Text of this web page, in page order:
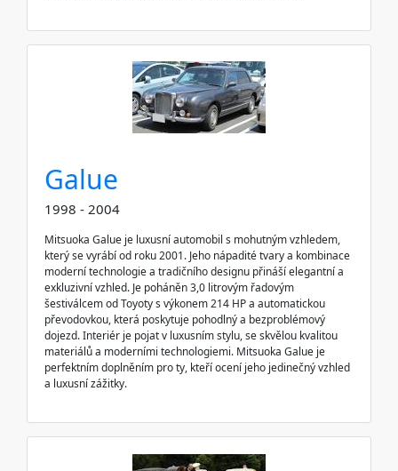
Galue
1998 - 2004
Mitsuoka Galue je luxusní automobil s mohutným vzhledem,
který se vyrábí od roku 2001. Jeho nápadité tvary a kombinace
moderní technologie a tradičního designu přináší elegantní a
exkluzivní vzhled. Je poháněn 3,0 litrovým řadovým
šestiválcem od Toyoty s výkonem 214 HP a automatickou
převodovkou, která poskytuje pohodlný a bezproblémový
dojezd. Interiér je pojat v luxusním stylu, se skvělou kvalitou
materiálů a moderními technologiemi. Mitsuoka Galue je
perfektním doplněním pro ty, kteří ocení jeho jedinečný vzhled
a luxusní zážitky.